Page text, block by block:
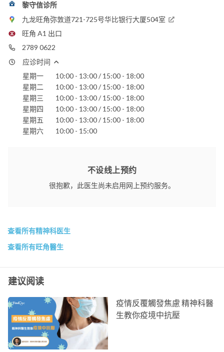
psyhealth78@yahoo.com
香港港安医院 - 司徒拔道
圣德肋撒医院
黎守信诊所
九龙旺角弥敦道721-725号华比银行大厦504室
旺角 A1 出口
2789 0622
应诊时间
星期一
10:00 - 13:00 / 15:00 - 18:00
星期二
10:00 - 13:00 / 15:00 - 18:00
星期三
10:00 - 13:00 / 15:00 - 18:00
星期四
10:00 - 13:00 / 15:00 - 18:00
星期五
10:00 - 13:00 / 15:00 - 18:00
星期六
10:00 - 15:00
不设线上预约
很抱歉，此医生尚未启用网上预约服务。
查看所有精神科医生
查看所有旺角醫生
建议阅读
疫情反覆觸發焦慮 精神科醫
生教你疫境中抗壓